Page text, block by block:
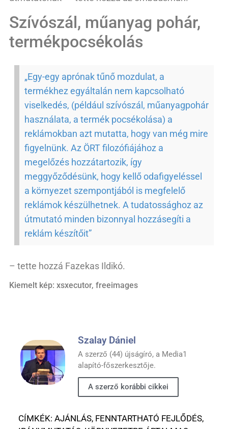
Szívószál, műanyag pohár,
termékpocsékolás
„Egy-egy aprónak tűnő mozdulat, a
termékhez egyáltalán nem kapcsolható
viselkedés, (például szívószál, műanyagpohár
használata, a termék pocsékolása) a
reklámokban azt mutatta, hogy van még mire
figyelnünk. Az ÖRT filozófiájához a
megelőzés hozzátartozik, így
meggyőződésünk, hogy kellő odafigyeléssel
a környezet szempontjából is megfelelő
reklámok készülhetnek. A tudatossághoz az
útmutató minden bizonnyal hozzásegíti a
reklám készítőit”
– tette hozzá Fazekas Ildikó.
Kiemelt kép: xsxecutor, freeimages
Szalay Dániel
A szerző (44) újságíró, a Media1
alapító-főszerkesztője.
A szerző korábbi cikkei
CÍMKÉK: AJÁNLÁS, FENNTARTHATÓ FEJLŐDÉS,